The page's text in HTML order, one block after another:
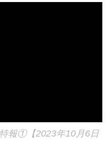
報①【2023年10月6日